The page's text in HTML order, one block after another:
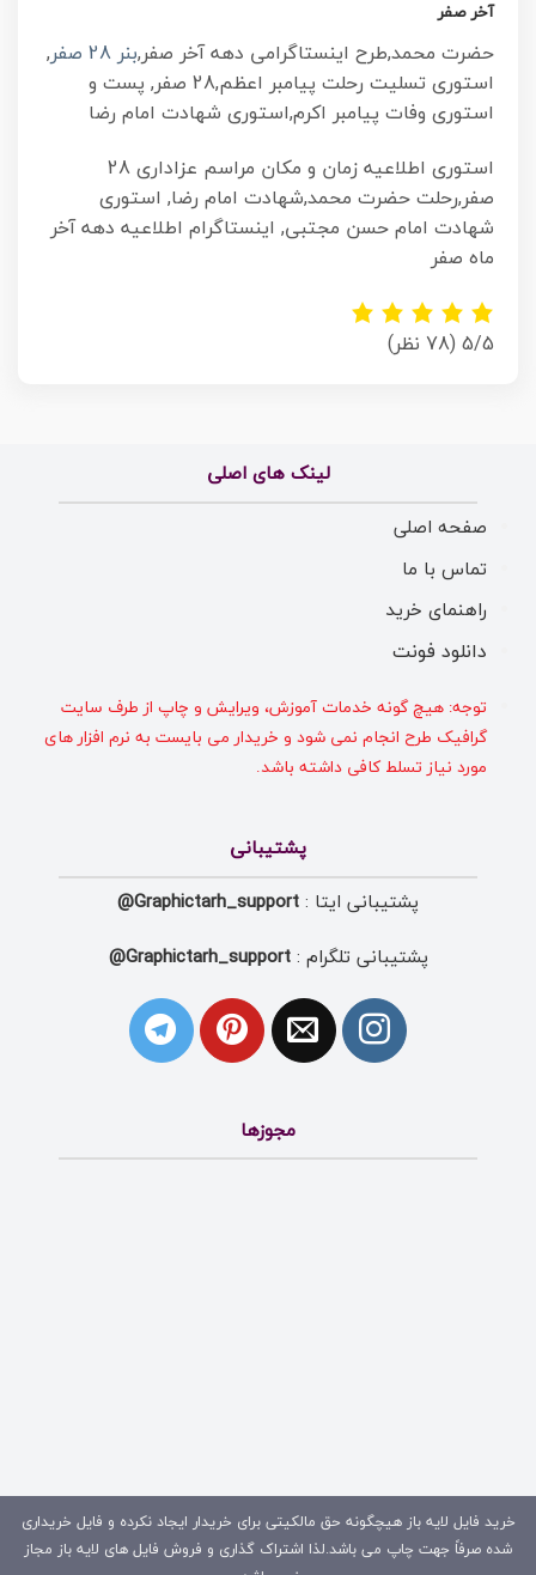
آخر صفر
حضرت محمد,طرح اینستاگرامی دهه آخر صفر,بنر 28 صفر
,
استوری تسلیت رحلت پیامبر اعظم,28 صفر, پست و
استوری وفات پیامبر اکرم,استوری شهادت امام رضا
استوری اطلاعیه زمان و مکان مراسم عزاداری 28
صفر,رحلت حضرت محمد,شهادت امام رضا, استوری
شهادت امام حسن مجتبی, اینستاگرام اطلاعیه دهه آخر
ماه صفر
5/5 (78 نظر)
لینک های اصلی
صفحه اصلی
تماس با ما
راهنمای خرید
دانلود فونت
توجه: هیچ گونه خدمات آموزش، ویرایش و چاپ از طرف سایت
گرافیک طرح انجام نمی شود و خریدار می بایست به نرم افزار های
مورد نیاز تسلط کافی داشته باشد.
پشتیبانی
پشتیبانی ایتا : Graphictarh_support@
پشتیبانی تلگرام :Graphictarh_support@
مجوزها
خرید فایل لایه باز هیچگونه حق مالکیتی برای خریدار ایجاد نکرده و فایل خریداری
شده صرفاً جهت چاپ می باشد.لذا اشتراک گذاری و فروش فایل های لایه باز مجاز